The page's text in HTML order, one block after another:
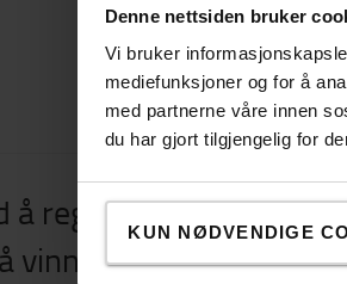
Denne nettsiden bruker
Vi bruker
mediefunksjoner og for å
med partnerne våre innen
du har gjort tilgjengelig for
KUN NØDVENDIGE
å registrere deg er du
vinne et T1-T4